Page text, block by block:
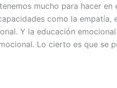
mucho para hacer en
como la empatía,
Y la educación
Lo cierto es que se